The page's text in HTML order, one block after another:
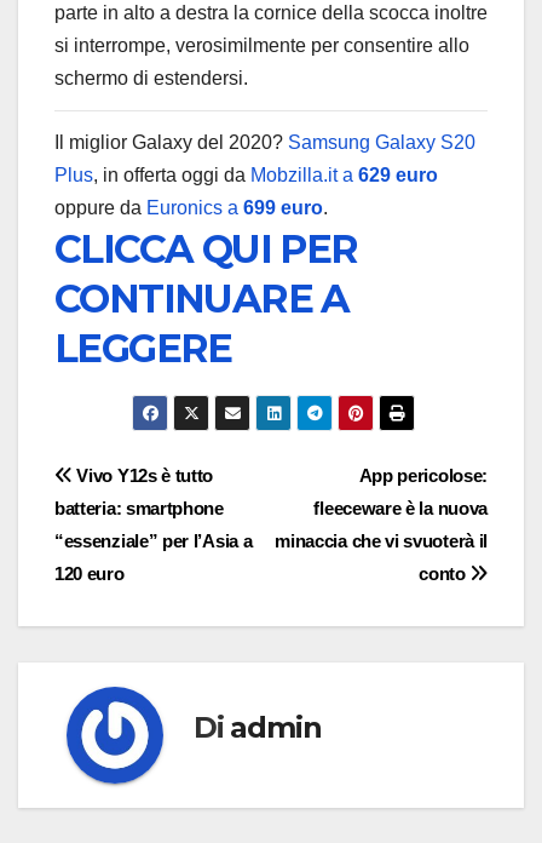
parte in alto a destra la cornice della scocca inoltre
si interrompe, verosimilmente per consentire allo
schermo di estendersi.
Il miglior Galaxy del 2020? Samsung Galaxy S20
Plus, in offerta oggi da Mobzilla.it a 629 euro
oppure da Euronics a 699 euro.
CLICCA QUI PER
CONTINUARE A
LEGGERE
Navigazione
articoli
App pericolose:
fleeceware è la nuova
minaccia che vi svuoterà il
conto
Vivo Y12s è tutto
batteria: smartphone
“essenziale” per l’Asia a
120 euro
Di admin